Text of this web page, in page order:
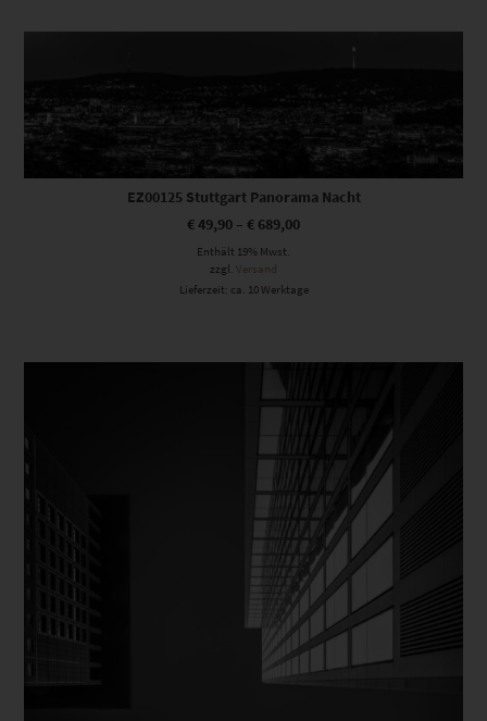
Dieses Produkt weist mehrere Varianten auf. Die Optionen können auf der Produktseite gewählt werden
EZ00125 Stuttgart Panorama Nacht
€49,90 – € 689,00
Enthält 19% Mwst.
zzgl. Versand
Lieferzeit: ca. 10 Werktage
Dieses Produkt weist mehrere Varianten auf. Die Optionen können auf der Produktseite gewählt werden